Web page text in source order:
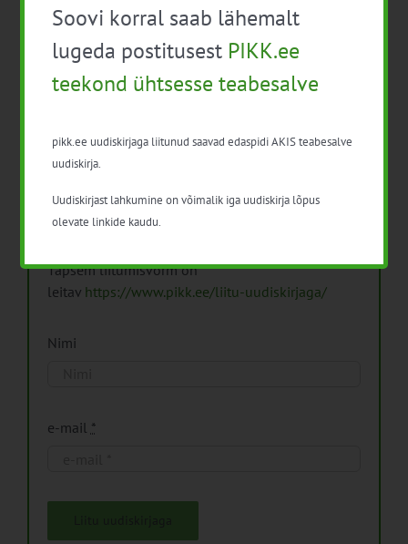
Pikk.ee uudiskirjaga liitumine.
Isikuandmeid töötleme vastavalt
Isikuandmete
Täpsem liitumisvorm on
leitav https://www.pikk.ee/liitu-uudiskirjaga/
Nimi
e-mail *
Soovi korral saab lähemalt
lugeda postitusest PIKK.ee
teekond ühtsesse teabesalve
pikk.ee uudiskirjaga liitunud saavad edaspidi AKIS teabesalve
uudiskirja.
Uudiskirjast lahkumine on võimalik iga uudiskirja lõpus
olevate linkide kaudu.